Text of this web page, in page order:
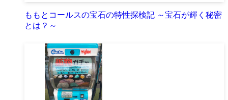
ももとコールスの宝石の特性探検記 ～宝石が輝く秘密
とは？～